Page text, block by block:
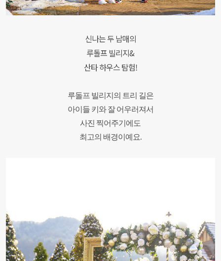
신나는 두 남매의
루돌프 빌리지&
산타 하우스 탐험!
루돌프 빌리지의 트리 길은
아이들 키와 잘 어우러져서
사진 찍어주기에도
최고의 배경이예요.